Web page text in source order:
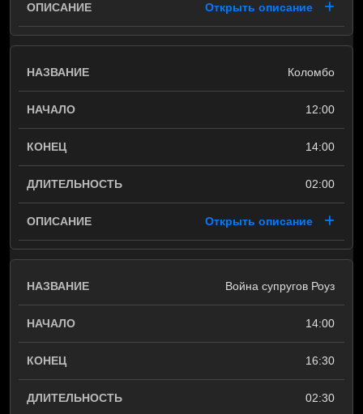
Открыть описание
Коломбо
12:00
14:00
02:00
Открыть описание
Война супругов Роуз
14:00
16:30
02:30